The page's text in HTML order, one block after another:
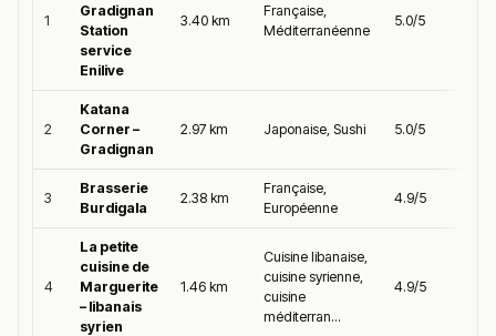
1
Gradignan
Station
service
Enilive
3.40 km
Française,
Méditerranéenne
5.0/5
2
Katana
Corner –
Gradignan
2.97 km Japonaise, Sushi 5.0/5
3
Brasserie
Burdigala
2.38 km
Française,
Européenne
4.9/5
4
La petite
cuisine de
Marguerite
– libanais
syrien
1.46 km
Cuisine libanaise,
cuisine syrienne,
cuisine
méditerran...
4.9/5